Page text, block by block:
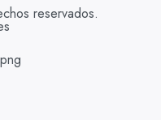
reservados.